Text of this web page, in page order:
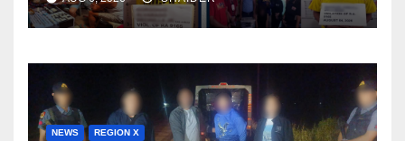
HVI sa magkalahing
operasyon
NEWS REGION X